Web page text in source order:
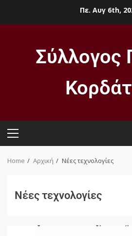
Πε. Αυγ 6th,
Σύλλογος
Home Αρχική Νέες τεχνολογίες
Νέες τεχνολογίες